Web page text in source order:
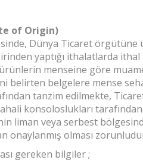
of Origin)
Dünya Ticaret
yaptığı ithalatlarda
menseine göre
belirten belgelere mense
tanzim edilmekte,
konsoloslukları
liman veya serbest
onaylanmış olması
gereken bilgiler ;